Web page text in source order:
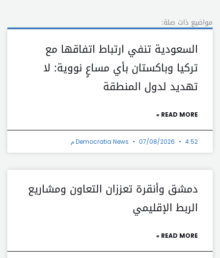
مواضيع ذات صلة:
السعودية تنفي ارتباط اتفاقها مع
تركيا وباكستان بأي مساعٍ نووية: لا
تهديد لدول المنطقة
READ MORE »
Democratia News 07/08/2026 4:52 م
دمشق وأنقرة تعززان التعاون ومشاريع
الربط الإقليمي
READ MORE »